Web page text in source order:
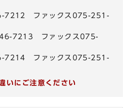
7212 ファックス075-251-
7213 ファックス075-
7214 ファックス075-251-
いにご注意ください